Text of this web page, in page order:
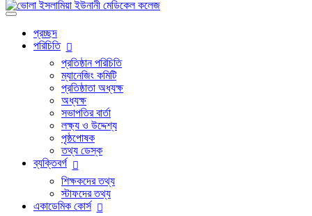
প্রচ্ছদ
পরিচিতি
প্রতিষ্ঠান পরিচিতি
ম্যানেজিং কমিটি
প্রতিষ্ঠাতা অধ্যক্ষ
অধ্যক্ষ
সভাপতির বার্তা
লক্ষ্য ও উদ্দেশ্য
পৃষ্ঠপোষক
তথ্য ডেস্ক
ব্যক্তিবর্গ
শিক্ষকদের তথ্য
স্টাফদের তথ্য
একাডেমিক কোর্স